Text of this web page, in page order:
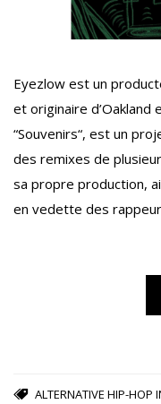
Eyezlow est un
et originaire d’Oakland
“Souvenirs“, est un
des remixes de
sa propre production,
en vedette des
ALTERNATIVE HIP-HOP